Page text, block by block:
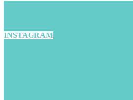
INSTAGRAM